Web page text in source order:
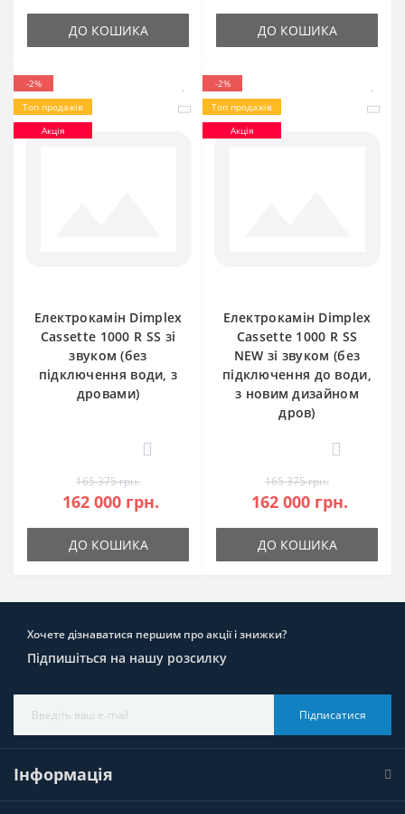
ДО КОШИКА ДО КОШИКА
-2%
Топ продажів
Акція
Електрокамін Dimplex
Cassette 1000 R SS зі
звуком (без
підключення води, з
дровами)
0
165 375 грн.
162 000 грн.
ДО КОШИКА
-2%
Топ продажів
Акція
Електрокамін Dimplex
Cassette 1000 R SS
NEW зі звуком (без
підключення до води,
з новим дизайном
дров)
0
165 375 грн.
162 000 грн.
ДО КОШИКА
Хочете дізнаватися першим про акції і знижки?
Підпишіться на нашу розсилку
Підписатися
Інформація